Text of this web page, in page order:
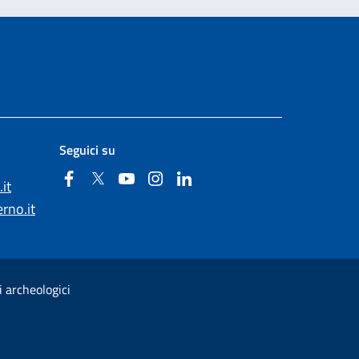
Seguici su
FacebookTwitterYouTubeInstagram
archeologici